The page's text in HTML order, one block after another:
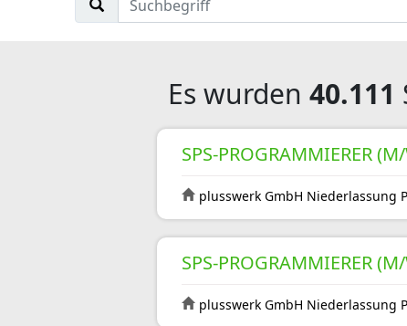
Es wurden 40.111
SPS-PROGRAMMIERER
plusswerk GmbH Niederlassung
SPS-PROGRAMMIERER
plusswerk GmbH Niederlassung